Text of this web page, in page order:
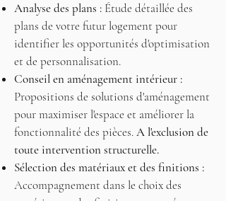
Analyse des plans : Étude détaillée des
plans de votre futur logement pour
identifier les opportunités d'optimisation
et de personnalisation.
Conseil en aménagement intérieur :
Propositions de solutions d'aménagement
pour maximiser l'espace et améliorer la
fonctionnalité des pièces.A l'exclusion de
toute intervention structurelle.
Sélection des matériaux et des finitions :
Accompagnement dans le choix des